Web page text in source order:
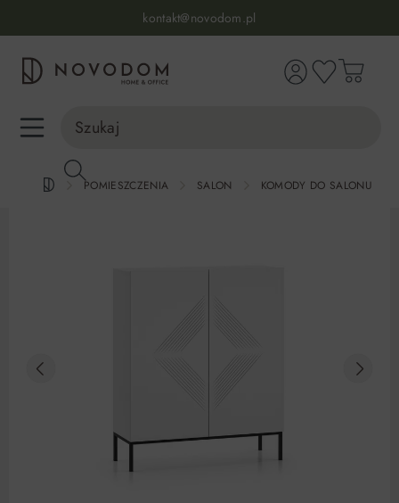
kontakt@novodom.pl
Dostawa z wniesieniem
30 dni na zwrot lub wymianę
98% zadowolonych klientów
POMIESZCZENIA SALON KOMODY DO SALONU